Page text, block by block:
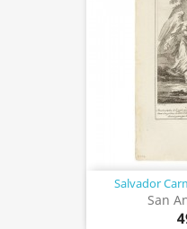
Salvador
San